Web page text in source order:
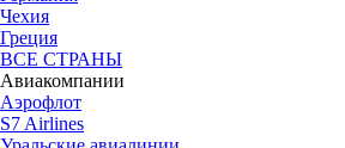
Чехия
Греция
ВСЕ СТРАНЫ
Авиакомпании
Аэрофлот
S7 Airlines